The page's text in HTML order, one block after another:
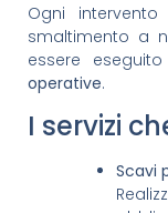
Ogni
smaltimento a
essere
operative.
I servizi
Scavi